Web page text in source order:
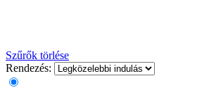
Szűrők törlése
Rendezés: